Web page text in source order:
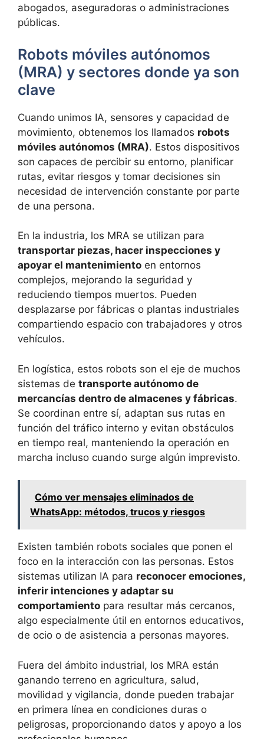
abogados, aseguradoras o administraciones
públicas.
Robots móviles autónomos
(MRA) y sectores donde ya son
clave
Cuando unimos IA, sensores y capacidad de
movimiento, obtenemos los llamados robots
móviles autónomos (MRA). Estos dispositivos
son capaces de percibir su entorno, planificar
rutas, evitar riesgos y tomar decisiones sin
necesidad de intervención constante por parte
de una persona.
En la industria, los MRA se utilizan para
transportar piezas, hacer inspecciones y
apoyar el mantenimiento en entornos
complejos, mejorando la seguridad y
reduciendo tiempos muertos. Pueden
desplazarse por fábricas o plantas industriales
compartiendo espacio con trabajadores y otros
vehículos.
En logística, estos robots son el eje de muchos
sistemas de transporte autónomo de
mercancías dentro de almacenes y fábricas.
Se coordinan entre sí, adaptan sus rutas en
función del tráfico interno y evitan obstáculos
en tiempo real, manteniendo la operación en
marcha incluso cuando surge algún imprevisto.
Cómo ver mensajes eliminados de
WhatsApp: métodos, trucos y riesgos
Existen también robots sociales que ponen el
foco en la interacción con las personas. Estos
sistemas utilizan IA para reconocer emociones,
inferir intenciones y adaptar su
comportamiento para resultar más cercanos,
algo especialmente útil en entornos educativos,
de ocio o de asistencia a personas mayores.
Fuera del ámbito industrial, los MRA están
ganando terreno en agricultura, salud,
movilidad y vigilancia, donde pueden trabajar
en primera línea en condiciones duras o
peligrosas, proporcionando datos y apoyo a los